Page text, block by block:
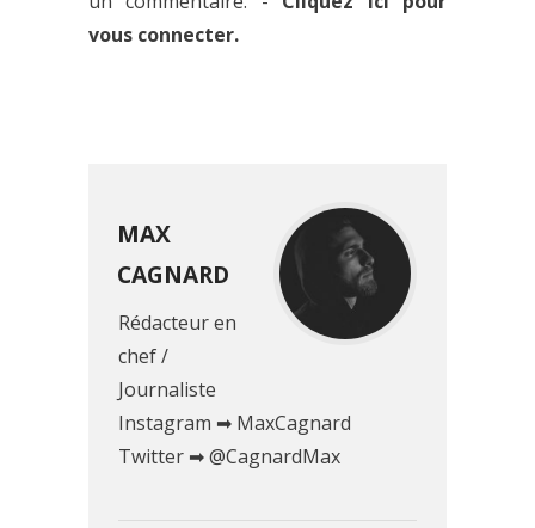
vous connecter.
MAX
CAGNARD
Rédacteur en
chef /
Journaliste
Instagram ➡ MaxCagnard
Twitter ➡ @CagnardMax